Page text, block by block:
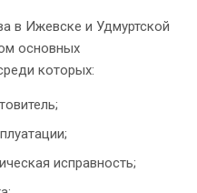
в Ижевске и Удмуртской
основных
которых:
исправность;